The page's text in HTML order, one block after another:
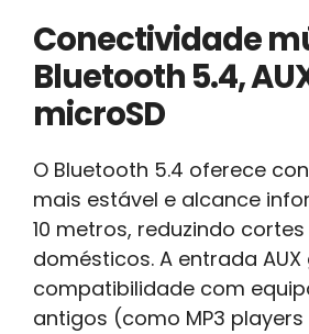
Conectividade
Bluetooth 5.4,
microSD
O Bluetooth 5.4 oferece
mais estável e alcance
10 metros, reduzindo
domésticos. A entrada
compatibilidade com
antigos (como MP3 players